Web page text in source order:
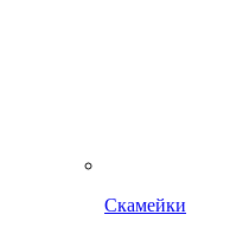
Скамейки